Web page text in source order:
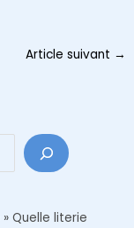
Article suivant →
» Quelle literie